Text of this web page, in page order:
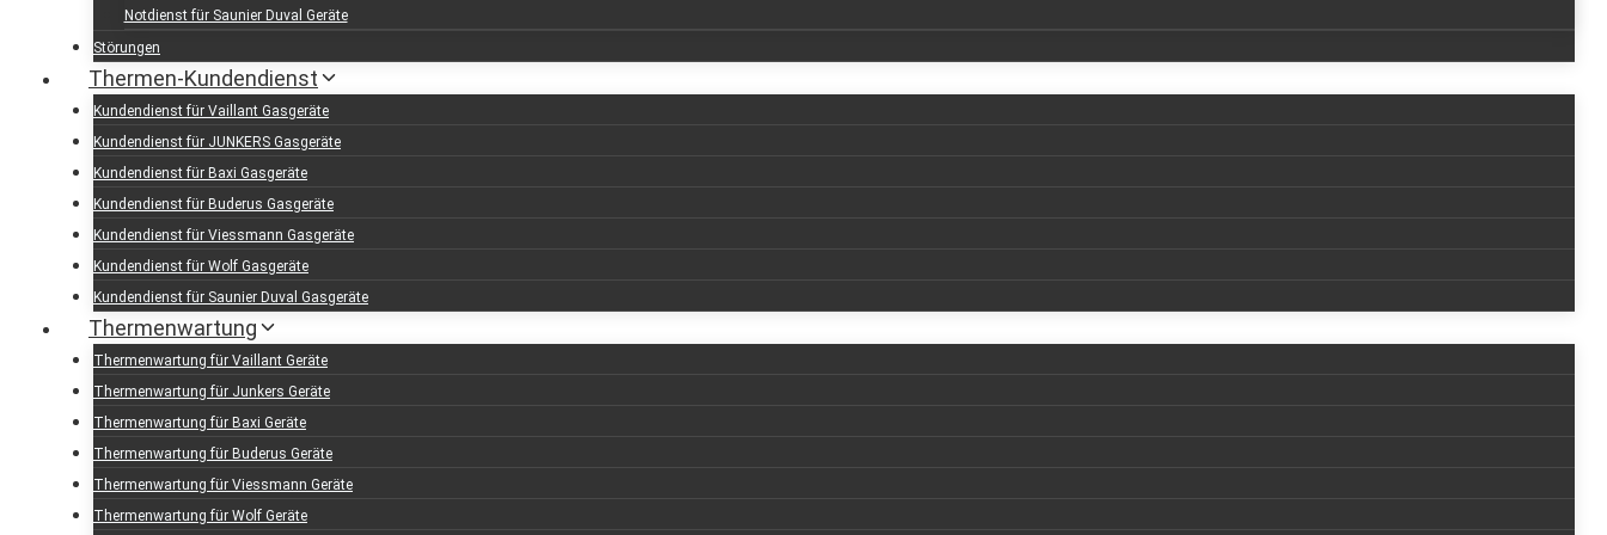
Notdienst für Saunier Duval Geräte
Störungen
Thermen-Kundendienst
Kundendienst für Vaillant Gasgeräte
Kundendienst für JUNKERS Gasgeräte
Kundendienst für Baxi Gasgeräte
Kundendienst für Buderus Gasgeräte
Kundendienst für Viessmann Gasgeräte
Kundendienst für Wolf Gasgeräte
Kundendienst für Saunier Duval Gasgeräte
Thermenwartung
Thermenwartung für Vaillant Geräte
Thermenwartung für Junkers Geräte
Thermenwartung für Baxi Geräte
Thermenwartung für Buderus Geräte
Thermenwartung für Viessmann Geräte
Thermenwartung für Wolf Geräte